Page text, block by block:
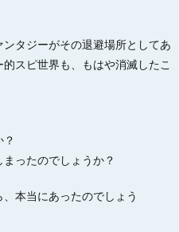
タジーがその退避場所としてあ
スピ世界も、もはや消滅したこ
ったのでしょうか？
本当にあったのでしょう